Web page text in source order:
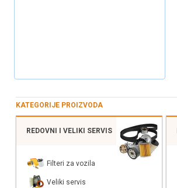
KATEGORIJE PROIZVODA
REDOVNI I VELIKI SERVIS
Filteri za vozila
Veliki servis